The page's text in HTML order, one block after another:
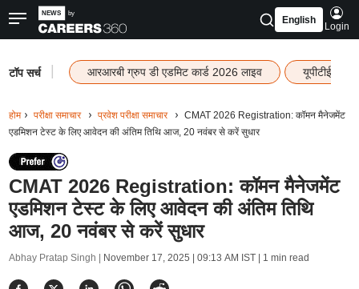
English
Login
टॉप सर्च आरआरबी ग्रुप डी एडमिट कार्ड 2026 लाइव यूपीटीईटी
होम परीक्षा समाचार प्रवेश परीक्षा समाचार
CMAT 2026 Registration: कॉमन मैनेजमेंट
एडमिशन टेस्ट के लिए आवेदन की अंतिम तिथि आज, 20 नवंबर से करें सुधार
CMAT 2026 Registration: कॉमन मैनेजमेंट
एडमिशन टेस्ट के लिए आवेदन की अंतिम तिथि
आज, 20 नवंबर से करें सुधार
Abhay Pratap Singh | November 17, 2025 | 09:13 AM IST| 1 min read